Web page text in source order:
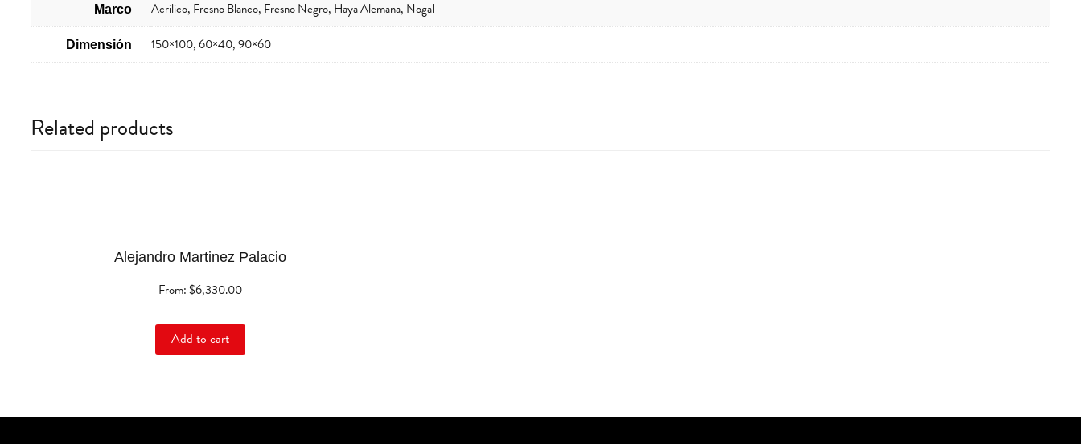
Marco Acrílico, Fresno Blanco, Fresno Negro, Haya Alemana, Nogal
Dimensión 150×100, 60×40, 90×60
Related products
Alejandro Martinez Palacio
From:$6,330.00
Add to cart
multiple
options
be
chosen
on